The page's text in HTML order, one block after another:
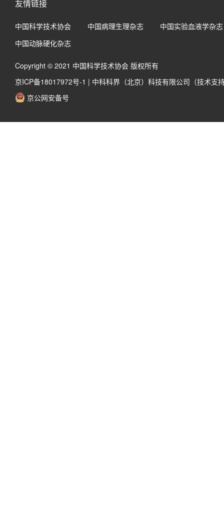
友情链接
中国科学技术协会 中国病理生理杂志
中国实验血液学杂志
中国动脉硬化杂志
Copyright © 2021 中国科学技术协会 版权所有
京ICP备18017972号-1 | 中科科界（北京）科技有限公司（技术支
京公网安备号